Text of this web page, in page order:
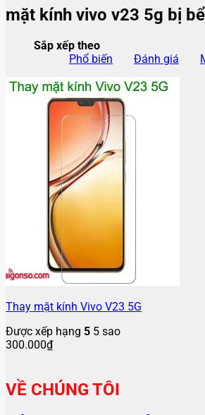
mặt kính vivo v23 5g bị bể
Sắp xếp theo
Phổ biến
Đánh giá
Thay mặt kính Vivo V23 5G
Được xếp hạng 5 5 sao
300.000₫
VỀ CHÚNG TÔI